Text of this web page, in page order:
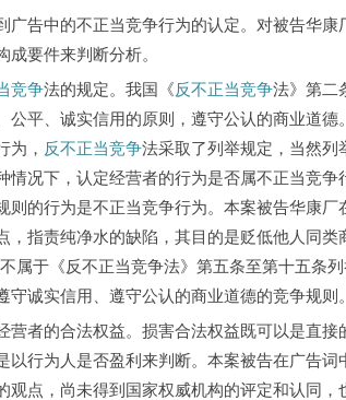
告中的不正当竞争行为的认定。对被告华康
要件来判断分析。
竞争法的规定。我国《反不正当竞争法》第二
公平、诚实信用的原则，遵守公认的商业道德
为， 反不正当竞争法采取了列举规定，当然列
情况下，认定经营者的行为是否属不正当竞
则的行为是不正当竞争行为。本案被告华康厂
，指责纯净水的缺陷，其目的是贬低他人同类
属于《反不正当竞争法》第五条至第十五条
守诚实信用、遵守公认的商业道德的竞争规则。
者的合法权益。损害合法权益既可以是直接
以行为人是否盈利来判断。本案被告在广告词
观点，尚未得到国家权威机构的评定和认同，